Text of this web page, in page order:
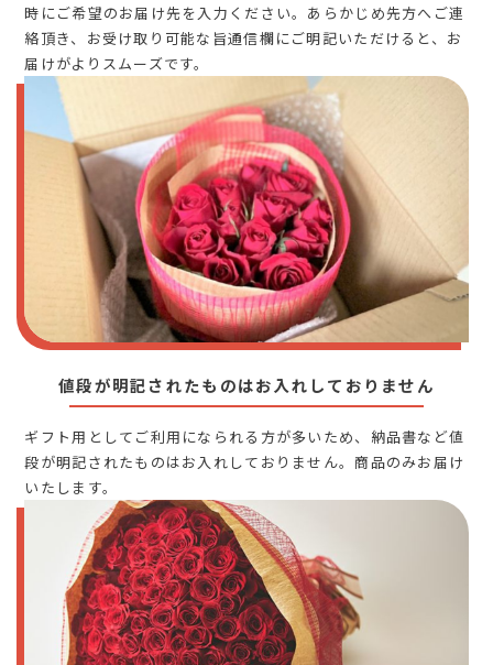
時にご希望のお届け先を入力ください。あらかじめ先方へご連
絡頂き、お受け取り可能な旨通信欄にご明記いただけると、お
届けがよりスムーズです。
値段が明記されたものはお入れしておりません
ギフト用としてご利用になられる方が多いため、納品書など値
段が明記されたものはお入れしておりません。商品のみお届け
いたします。